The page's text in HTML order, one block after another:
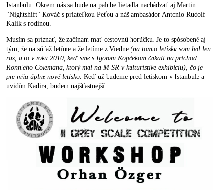
Istanbulu. Okrem nás sa bude na palube lietadla nachádzať aj Martin
"Nightshift" Kováč s priateľkou Peťou a náš ambasádor Antonio Rudolf
Kalik s rodinou.
Musím sa priznať, že začínam mať cestovnú horúčku. Je to spôsobené aj
tým, že na súťaž letíme a že letíme z Viedne(na tomto letisku som bol len
raz, a to v roku 2010, keď sme s Igorom Kopčekom čakali na príchod
Ronnieho Colemana, ktorý mal na M-SR v kulturistike exhibíciu), čo je
pre mňa úplne nové letisko. Keď už budeme pred letiskom v Istanbule a
uvidím Kadira, budem najšťastnejší.